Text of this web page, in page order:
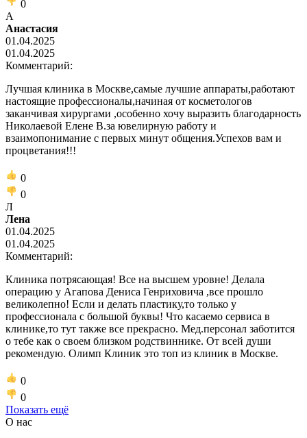
0
А
Анастасия
01.04.2025
01.04.2025
Комментарий:
Лучшая клиника в Москве,самые лучшие аппараты,работают
настоящие профессионалы,начиная от косметологов
заканчивая хирургами ,особенно хочу выразить благодарность
Николаевой Елене В.за ювелирную работу и
взаимопонимание с первых минут общения.Успехов вам и
процветания!!!
0
0
Л
Лена
01.04.2025
01.04.2025
Комментарий:
Клиника потрясающая! Все на высшем уровне! Делала
операцию у Агапова Дениса Генриховича ,все прошло
великолепно! Если и делать пластику,то только у
профессионала с большой буквы! Что касаемо сервиса в
клинике,то тут также все прекрасно. Мед.персонал заботится
о тебе как о своем близком родствиннике. От всей души
рекомендую. Олимп Клиник это топ из клиник в Москве.
0
0
Показать ещё
О нас